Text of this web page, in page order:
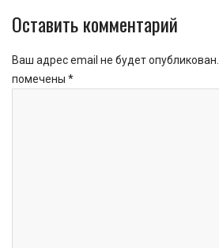
Оставить комментарий
Ваш адрес email не будет опубликован.
помечены *